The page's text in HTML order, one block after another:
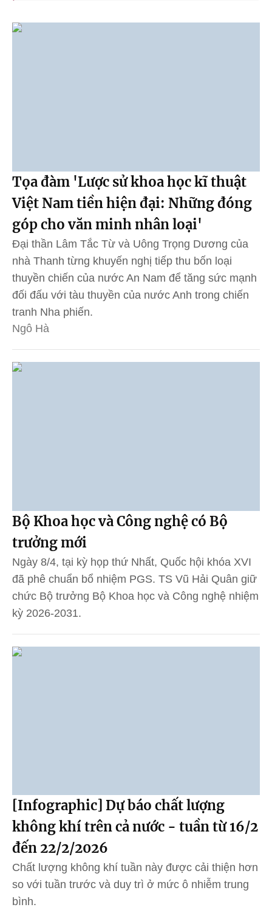
Tọa đàm 'Lược sử khoa học kĩ thuật
Việt Nam tiền hiện đại: Những đóng
góp cho văn minh nhân loại'
Đại thần Lâm Tắc Từ và Uông Trọng Dương của
nhà Thanh từng khuyến nghị tiếp thu bốn loại
thuyền chiến của nước An Nam để tăng sức mạnh
đối đấu với tàu thuyền của nước Anh trong chiến
tranh Nha phiến.
Ngô Hà
Bộ Khoa học và Công nghệ có Bộ
trưởng mới
Ngày 8/4, tại kỳ họp thứ Nhất, Quốc hội khóa XVI
đã phê chuẩn bổ nhiệm PGS. TS Vũ Hải Quân giữ
chức Bộ trưởng Bộ Khoa học và Công nghệ nhiệm
kỳ 2026-2031.
[Infographic] Dự báo chất lượng
không khí trên cả nước - tuần từ 16/2
đến 22/2/2026
Chất lượng không khí tuần này được cải thiện hơn
so với tuần trước và duy trì ở mức ô nhiễm trung
bình.